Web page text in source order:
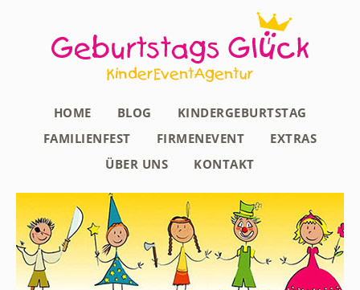
HOME BLOG
KINDERGEBURTSTAG
FAMILIENFEST
FIRMENEVENT
EXTRAS
ÜBER UNS
KONTAKT